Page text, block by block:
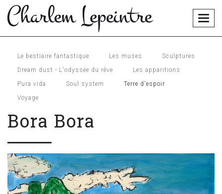
Le bestiaire fantastique Les muses
Sculptures
Dream dust - L'odyssée du rêve
Les apparitions
Pura vida
Soul system
Terre d'espoir
Voyage
Bora Bora